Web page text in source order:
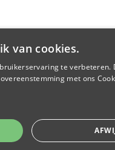
van cookies.
te verbeteren.
met ons